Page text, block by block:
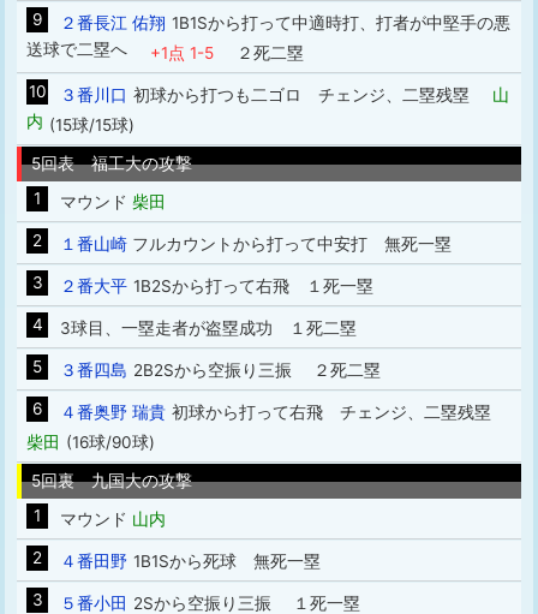
9 ２番長江 佑翔 1B1Sから打って中適時打、打者が中堅手の悪
送球で二塁へ +1点 1-5
２死二塁
10
３番川口 初球から打つも二ゴロ チェンジ、二塁残塁 山
内 (15球/15球)
5回表 福工大の攻撃
1
マウンド 柴田
2
１番山崎 フルカウントから打って中安打 無死一塁
3
２番大平 1B2Sから打って右飛 １死一塁
4
3球目、一塁走者が盗塁成功 １死二塁
5
３番四島 2B2Sから空振り三振 ２死二塁
6
４番奥野 瑞貴 初球から打って右飛 チェンジ、二塁残塁
柴田 (16球/90球)
5回裏 九国大の攻撃
1
マウンド 山内
2
４番田野 1B1Sから死球 無死一塁
3
５番小田 2Sから空振り三振 １死一塁